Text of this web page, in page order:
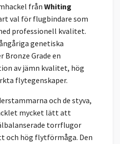
från Whiting
val för flugbindare som
professionell kvalitet.
genetiska
Bronze Grade en
av jämn kvalitet, hög
flytegenskaper.
och de styva,
mycket lätt att
torrflugor
och hög flytförmåga. Den